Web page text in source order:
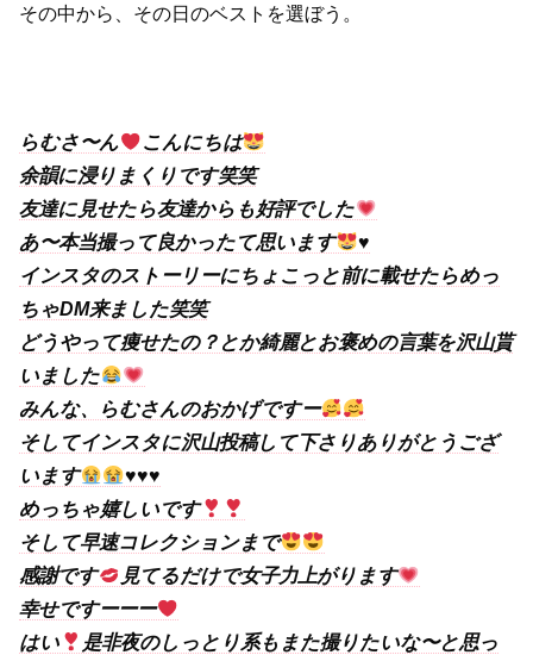
その中から、その日のベストを選ぼう。
らむさ〜ん
こんにちは
余韻に浸りまくりです笑笑
友達に見せたら友達からも好評でした
あ〜本当撮って良かったて思います
♥️
インスタのストーリーにちょこっと前に載せたらめっ
ちゃDM来ました笑笑
どうやって痩せたの？とか綺麗とお褒めの言葉を沢山貰
いました
みんな、らむさんのおかげですー
そしてインスタに沢山投稿して下さりありがとうござ
います
♥️♥️♥️
めっちゃ嬉しいです
そして早速コレクションまで
感謝です
見てるだけで女子力上がります
幸せですーーー
はい
是非夜のしっとり系もまた撮りたいな〜と思っ